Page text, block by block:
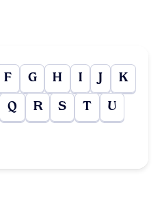
F G H I J K
Q R S T U